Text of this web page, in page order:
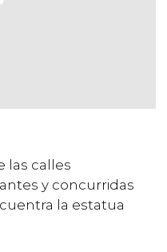
las calles
y concurridas
la estatua